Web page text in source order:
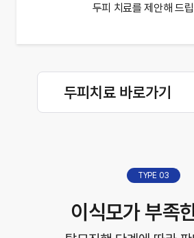
두피 치료를 제안해 드
두피치료 바로가기
TYPE 03
이식모가 부족